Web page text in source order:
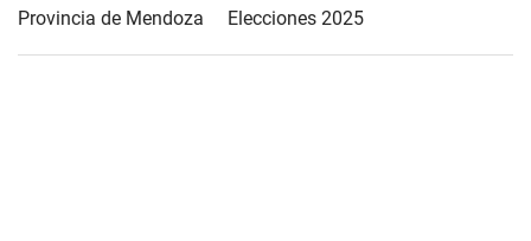
Provincia de Mendoza
Elecciones 2025